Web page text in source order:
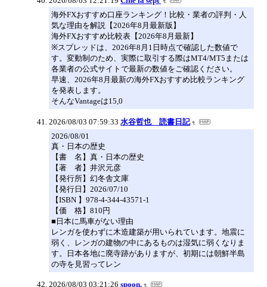
海外FXおすすめ口座ランキング！比較・業者の評判・人
気な理由を解説【2026年8月最新版】
海外FXおすすめ比較表【2026年8月最新】
※スプレッドは、2026年8月1日時点で確認した数値で
す。変動制のため、実際に取引する際はMT4/MT5または
各業者の公式サイトで最新の数値をご確認ください。
早速、2026年8月最新の海外FXおすすめ比較ランキング
を発表します。
そんなVantageは15,0
2026/08/03 07:59:33 水谷哲也 読書日記
2026/08/01
真・日本の歴史
【書 名】真・日本の歴史
【著 者】井沢元彦
【発行所】幻冬舎文庫
【発行日】2026/07/10
【ISBN 】978-4-344-43571-1
【価 格】810円
■日本に馬車がない理由
レンガを使わずに木造建築が用いられています。地震に
弱く、レンガの建物の中にあるものは湿気に弱くなりま
す。日本各地に廃寺跡がありますが、初期には朝鮮半島
の寺を見習ってレン
2026/08/03 03:21:26 spoon.